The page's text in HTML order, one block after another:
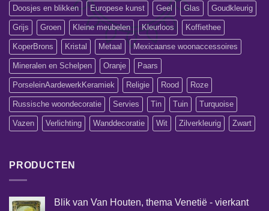
Doosjes en blikken Europese kunst Geel Glas Goudkleurig
Grijs Groen Kleine meubelen Kleurloos Koffiethee
KoperBrons Kristal Metaal Mexicaanse woonaccessoires
Mineralen en Schelpen Oranje Paars
PorseleinAardewerkKeramiek Religie Rood Roze
Russische woondecoratie Servies Tin Tuin Turquoise
Vazen Verlichting Wanddecoratie Wit Zilverkleurig Zwart
PRODUCTEN
Blik van Van Houten, thema Venetië - vierkant